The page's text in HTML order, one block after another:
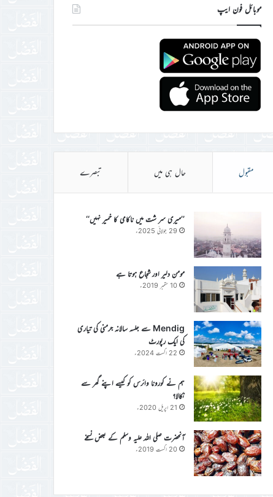
موبائل فون ایپ
مقبول حال ہی میں تبصرے
’’میری سر شت میں ناکامی کا خمیر نہیں‘‘
29 جولائی 2025ء
مومن دلیر اور شجاع ہوتا ہے
10 ستمبر 2019ء
Mendig سے جلسہ سالانہ جرمنی کی تیاری
کی ایک رپورٹ
22 اگست 2024ء
ہم نے کورونا وائرس کو کیسے اپنے گھر سے
نکالا؟
21 اپریل 2020ء
آنحضرت صلی اللہ علیہ وسلم کے بعض نسخے
20 اگست 2019ء